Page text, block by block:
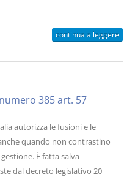
continua a leggere
385 art. 57
autorizza le fusioni e le
quando non contrastino
È fatta salva
dal decreto legislativo 20